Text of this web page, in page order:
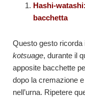
Hashi-
bacchetta
Questo gesto ricorda
kotsuage, durante il
apposite bacchette
dopo la cremazione e
nell’urna. Ripetere